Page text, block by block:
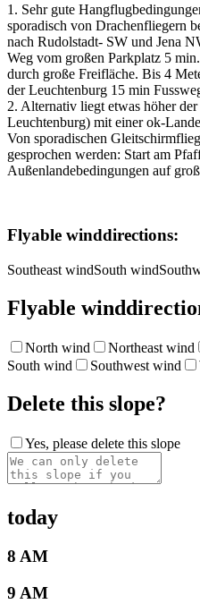
1. Sehr gute
sporadisch von Drachenfliegern
nach Rudolstadt- SW und Jena
Weg vom großen Parkplatz 5
durch große Freifläche. Bis 4
der Leuchtenburg 15 min
2. Alternativ liegt etwas höher
Leuchtenburg) mit einer ok-
Von sporadischen
gesprochen werden: Start am
Außenlandebedingungen auf
Flyable winddirections:
Southeast windSouth wind
Flyable
North wind Northeast wind
South wind
Southwest wind
Delete this slope?
Yes, please delete this slope
today
8 AM
9 AM